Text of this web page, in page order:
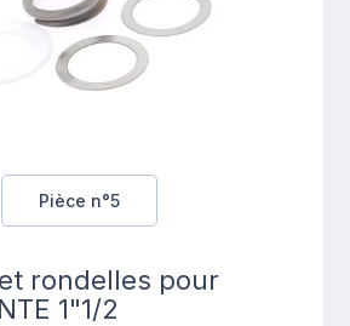
Pièce n°5
rondelles pour
1"1/2